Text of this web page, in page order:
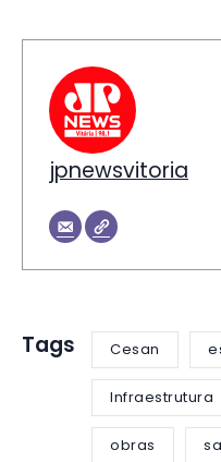
jpnewsvitoria
Tags Cesan
Infraestrutura
obras